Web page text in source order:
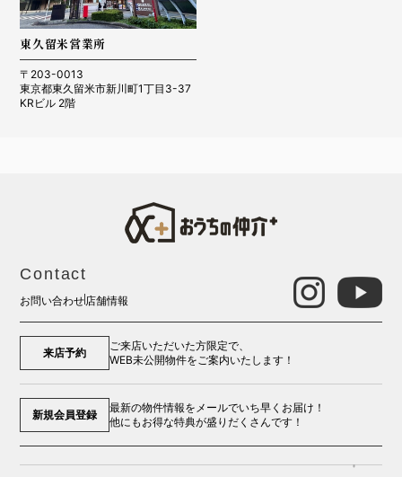
東久留米営業所
〒203-0013
東京都東久留米市新川町1丁目3-37
KRビル 2階
Contact
お問い合わせ 店舗情報
来店予約
ご来店いただいた方限定で、
WEB未公開物件をご案内いたします！
新規会員登録
最新の物件情報をメールでいち早くお届け！
他にもお得な特典が盛りだくさんです！